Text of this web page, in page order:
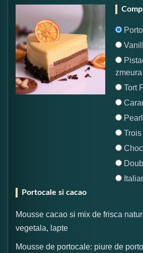
zmeura
Tort
Portocale si cacao
Mousse cacao si mix de frisca
vegetala, lapte
Mousse de portocale: piure de